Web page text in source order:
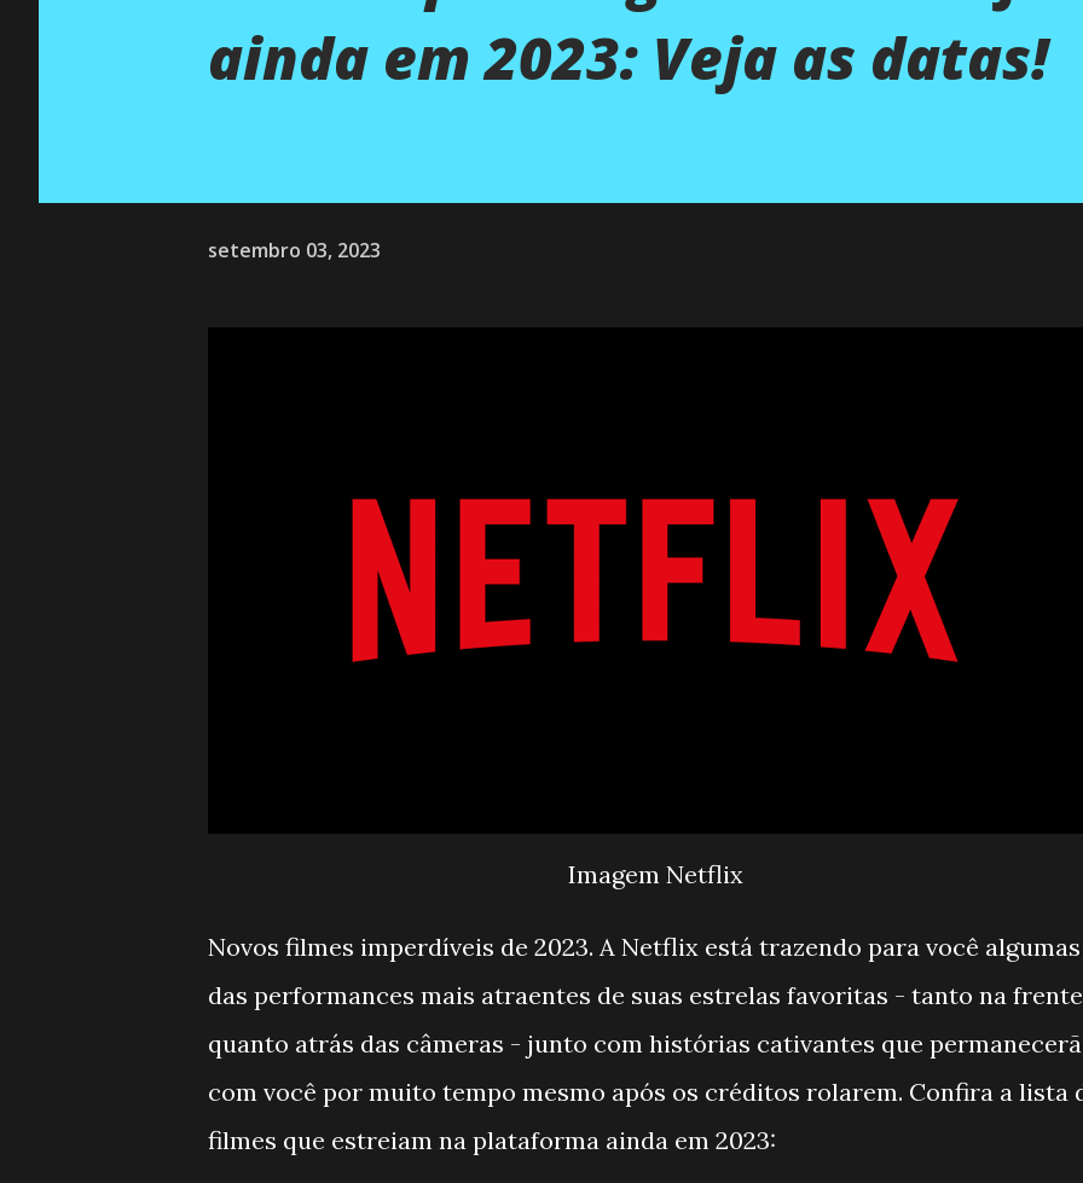
ainda em 2023: Veja as datas!
setembro 03, 2023
Imagem Netflix
Novos filmes imperdíveis de 2023. A Netflix está trazendo para você algumas
das performances mais atraentes de suas estrelas favoritas - tanto na frente
quanto atrás das câmeras - junto com histórias cativantes que
com você por muito tempo mesmo após os créditos rolarem. Confira a lista
filmes que estreiam na plataforma ainda em 2023: